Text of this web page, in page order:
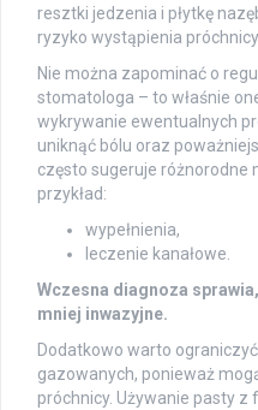
resztki jedzenia i płytkę
ryzyko wystąpienia próchnicy.
Nie można zapominać o
stomatologa – to właśnie
wykrywanie ewentualnych
uniknąć bólu oraz
często sugeruje różnorodne
przykład:
wypełnienia,
leczenie kanałowe.
Wczesna diagnoza
mniej inwazyjne.
Dodatkowo warto
gazowanych, ponieważ
próchnicy. Używanie pasty z